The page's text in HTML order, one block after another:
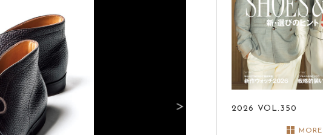
2026 VOL.350
MORE